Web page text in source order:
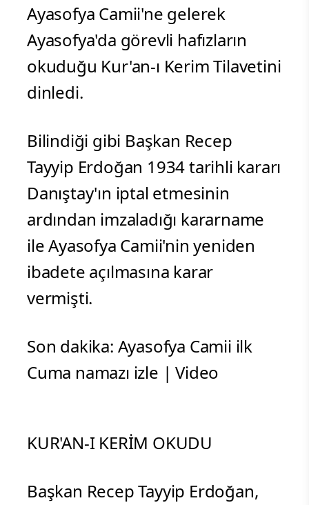
Ayasofya Camii'ne gelerek
Ayasofya'da görevli hafızların
okuduğu Kur'an-ı Kerim Tilavetini
dinledi.
Bilindiği gibi Başkan Recep
Tayyip Erdoğan 1934 tarihli kararı
Danıştay'ın iptal etmesinin
ardından imzaladığı kararname
ile Ayasofya Camii'nin yeniden
ibadete açılmasına karar
vermişti.
Son dakika: Ayasofya Camii ilk
Cuma namazı izle | Video
KUR'AN-I KERİM OKUDU
Başkan Recep Tayyip Erdoğan,